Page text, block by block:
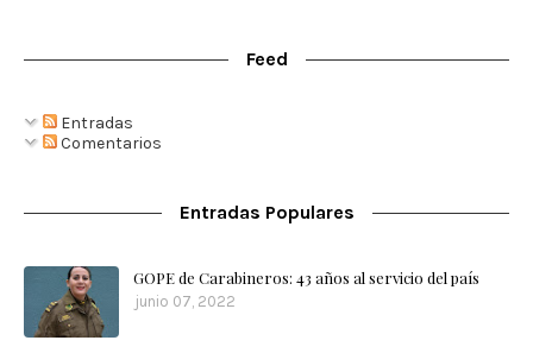
Feed
Entradas
Comentarios
Entradas Populares
GOPE de Carabineros: 43 años al servicio del país
junio 07, 2022